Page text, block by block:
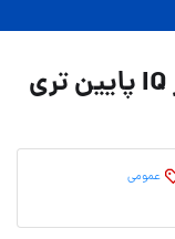
آیا کاربران اینترنت اکسپلورر IQ پایین تری
عمومی